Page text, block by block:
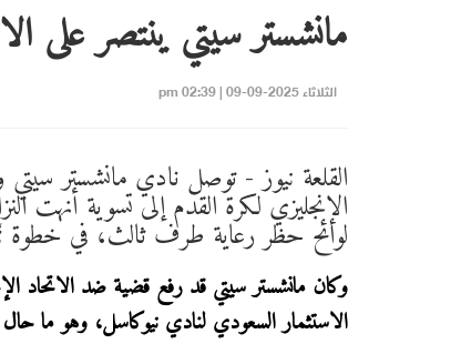
مانشستر سيتي ينتصر على
الثلاثاء 2025-09-09 | 02:39 pm
القلعة نيوز - توصل نادي مانشستر سيتي
الإنجليزي لكرة القدم إلى تسوية أنهت
لوائح حظر رعاية طرف ثالث، في خطوة
الاستثمار السعودي لنادي نيوكاسل، وهو ما